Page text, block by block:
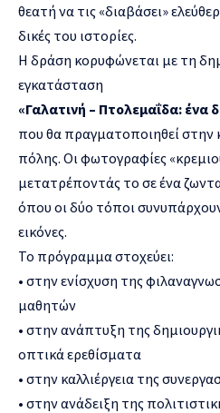
θεατή να τις «διαβάσει»
δικές του ιστορίες.
Η δράση κορυφώνεται με τη
εγκατάσταση
«Γαλατινή – Πτολεμαΐδα: ένα
που θα πραγματοποιηθεί στην
πόλης. Οι φωτογραφίες
μετατρέποντάς το σε ένα
όπου οι δύο τόποι
εικόνες.
Το πρόγραμμα στοχεύει:
• στην ενίσχυση της
μαθητών
• στην ανάπτυξη της
οπτικά ερεθίσματα
• στην καλλιέργεια της
• στην ανάδειξη της